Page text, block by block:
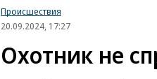
Происшествия
20.09.2024, 17:27
Охотник не